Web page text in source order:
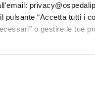
pulsante “Accetta tutti i
o gestire le tue